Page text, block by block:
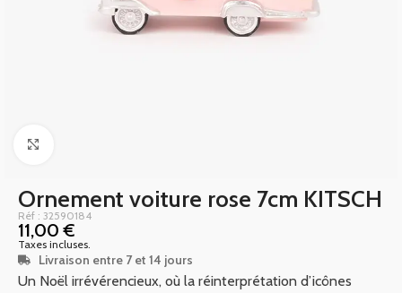
Ornement voiture rose 7cm KITSCH
Réf : 32590184
11,00€
Taxes incluses.
Livraison entre 7 et 14 jours
Un Noël irrévérencieux, où la réinterprétation d’icônes